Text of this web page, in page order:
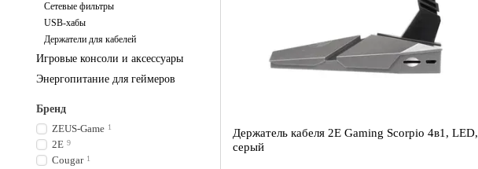
Держатель кабеля 2E Gaming Scorpio 4в1, LED,
серый
Сетевые фильтры
USB-хабы
Держатели для кабелей
Игровые консоли и аксессуары
Энергопитание для геймеров
Бренд
ZEUS-Game 1
2E 9
Cougar 1